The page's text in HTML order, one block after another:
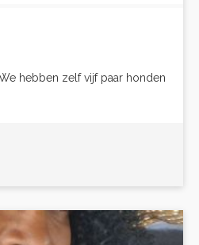
hebben zelf vijf paar honden